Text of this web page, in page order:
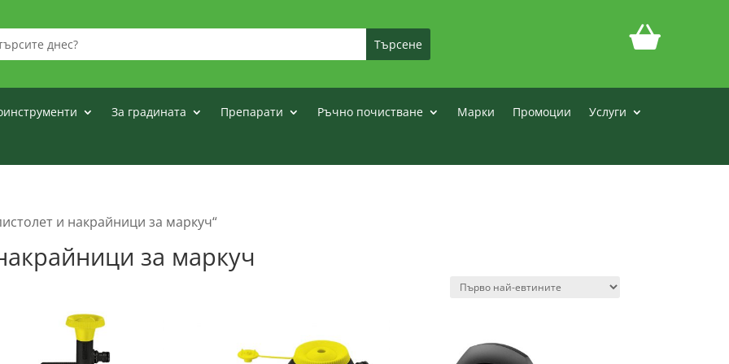
За градината Препарати Ръчно почистване Марки Промоции
Услуги
и накрайници за маркуч“
за маркуч